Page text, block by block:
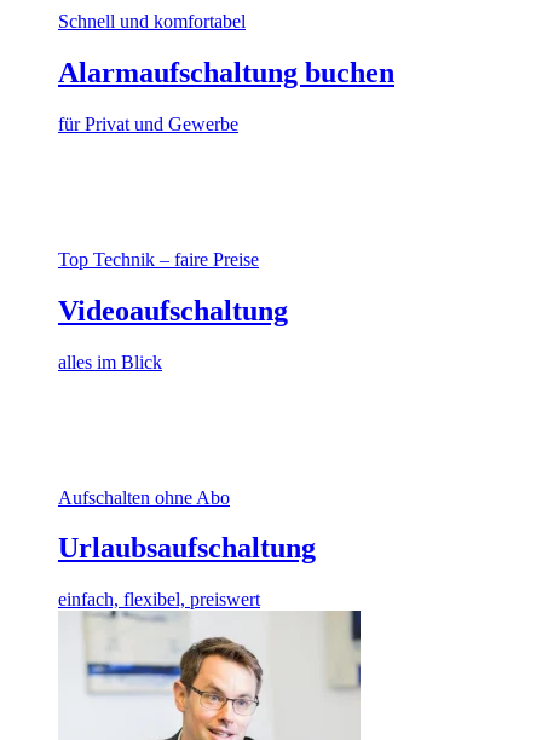
Schnell und komfortabel
Alarmaufschaltung buchen
für Privat und Gewerbe
Top Technik – faire Preise
Videoaufschaltung
alles im Blick
Aufschalten ohne Abo
Urlaubsaufschaltung
einfach, flexibel, preiswert